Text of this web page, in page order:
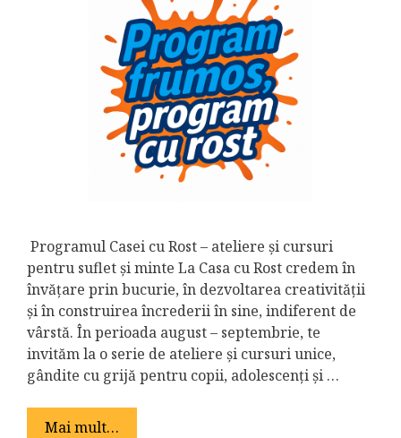
Programul Casei cu Rost – ateliere și cursuri
pentru suflet și minte La Casa cu Rost credem în
învățare prin bucurie, în dezvoltarea creativității
și în construirea încrederii în sine, indiferent de
vârstă. În perioada august – septembrie, te
invităm la o serie de ateliere și cursuri unice,
gândite cu grijă pentru copii, adolescenți și …
Mai mult…